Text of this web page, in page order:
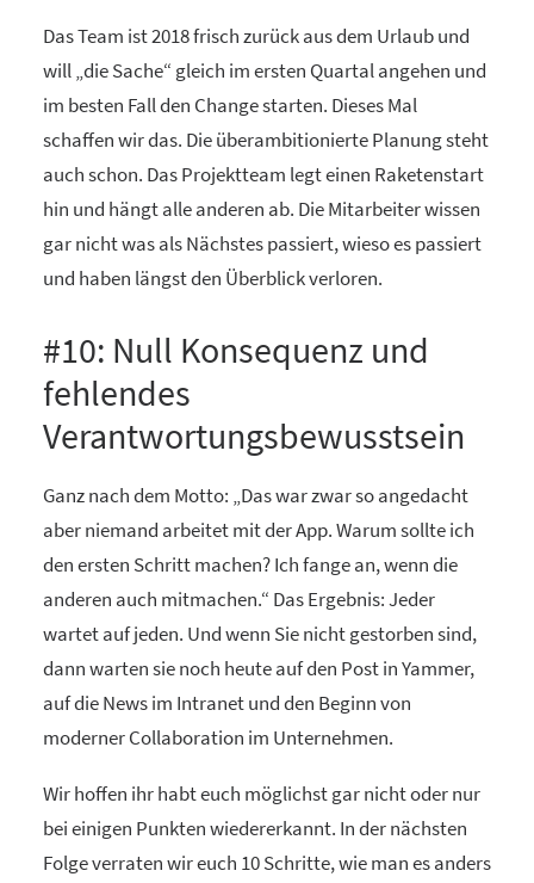
Das Team ist 2018 frisch zurück aus dem Urlaub und
will „die Sache“ gleich im ersten Quartal angehen und
im besten Fall den Change starten. Dieses Mal
schaffen wir das. Die überambitionierte Planung steht
auch schon. Das Projektteam legt einen Raketenstart
hin und hängt alle anderen ab. Die Mitarbeiter wissen
gar nicht was als Nächstes passiert, wieso es passiert
und haben längst den Überblick verloren.
#10: Null Konsequenz und
fehlendes
Verantwortungsbewusstsein
Ganz nach dem Motto: „Das war zwar so angedacht
aber niemand arbeitet mit der App. Warum sollte ich
den ersten Schritt machen? Ich fange an, wenn die
anderen auch mitmachen.“ Das Ergebnis: Jeder
wartet auf jeden. Und wenn Sie nicht gestorben sind,
dann warten sie noch heute auf den Post in Yammer,
auf die News im Intranet und den Beginn von
moderner Collaboration im Unternehmen.
Wir hoffen ihr habt euch möglichst gar nicht oder nur
bei einigen Punkten wiedererkannt. In der nächsten
Folge verraten wir euch 10 Schritte, wie man es anders